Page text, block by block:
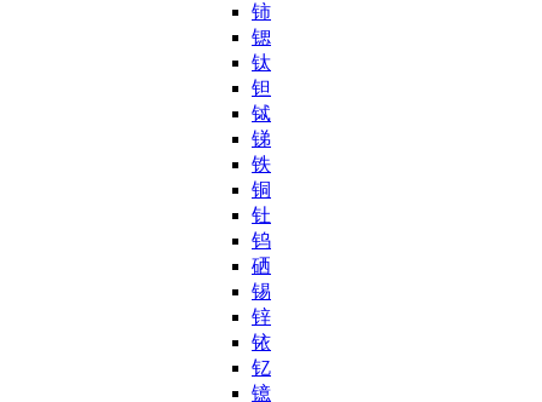
铈
锶
钛
钽
铽
锑
铁
铜
钍
钨
硒
锡
锌
铱
钇
镱